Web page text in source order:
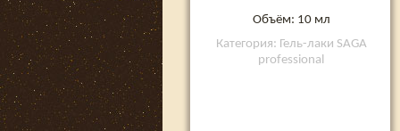
Объём: 10 мл
Категория: Гель-лаки SAGA
professional